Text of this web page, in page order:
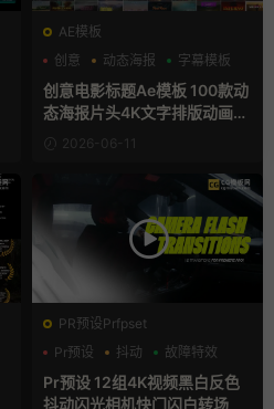
AE模板
创意
动态海报 字幕模板
创意电影标题Ae模板 100款动
态海报片头4K文字排版动画A
2026-06-11
PR预设Prfpset
Pr预设
抖动 故障特效
Pr预设 12组4K视频黑白反色
抖动闪光相机快门闪白转场